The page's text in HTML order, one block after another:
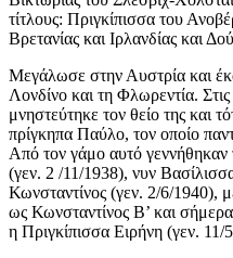
τίτλους: Πριγκίπισσα του
Βρετανίας και Ιρλανδίας και
Μεγάλωσε στην Αυστρία και
Λονδίνο και τη Φλωρεντία. Στις
μνηστεύτηκε τον θείο της και
πρίγκηπα Παύλο, τον οποίο
Από τον γάμο αυτό γεννήθηκαν
(γεν. 2 /11/1938), νυν
Κωνσταντίνος (γεν. 2/6/1940),
ως Κωνσταντίνος Β’ και
η Πριγκίπισσα Ειρήνη (γεν. 11/